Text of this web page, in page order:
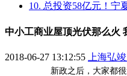
10. 总投资58亿元！宁
中小工商业屋顶光伏那么火
2018-06-27 13:12:55 上海弘
新政之后，大家都很